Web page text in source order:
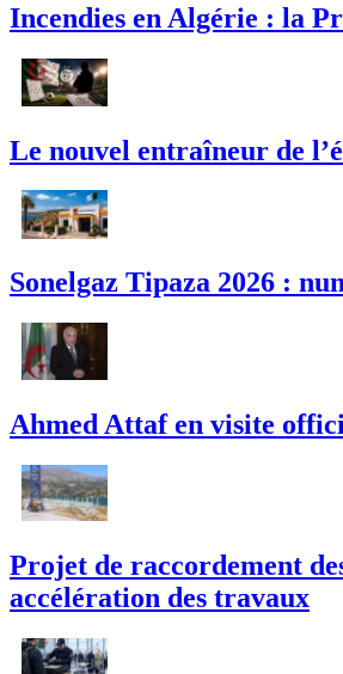
Incendies en Algérie : la
Le nouvel entraîneur de
Sonelgaz Tipaza 2026 :
Ahmed Attaf en visite
Projet de raccordement
accélération des travaux